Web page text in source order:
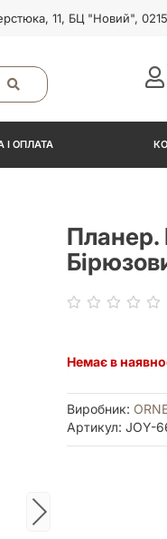
11, БЦ "Новий",
І ОПЛАТА
Планер.
Немає в
Виробник:
Артикул: JOY-